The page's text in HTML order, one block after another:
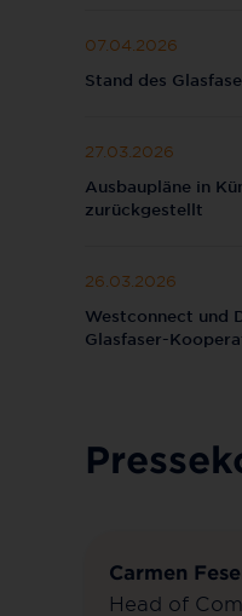
07.04.2026
Stand des
27.03.2026
Ausbaupläne in
zurückgestellt
26.03.2026
Westconnect und
Glasfaser-
Carmen
Head of